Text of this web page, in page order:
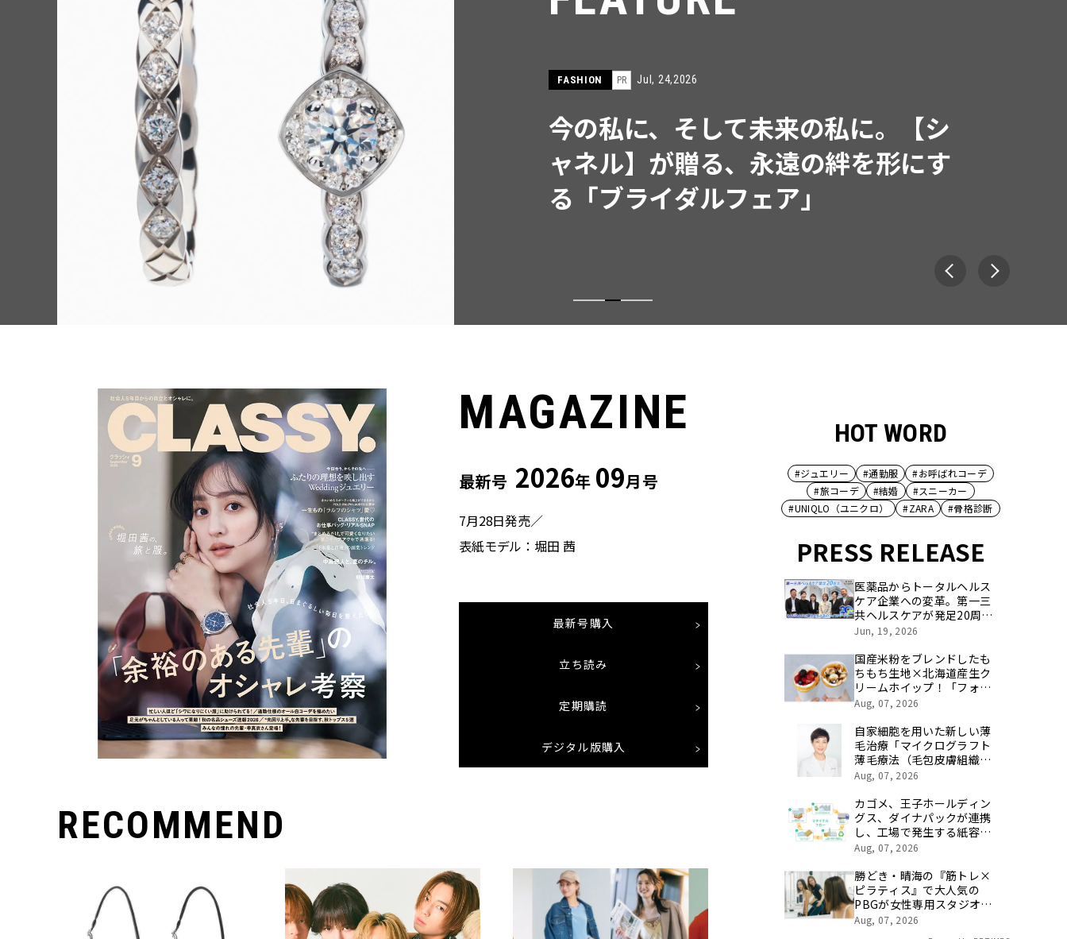
FASHION PR Jul, 15,2026
【ICB】人気インフルエンサーと共
同制作! 週5で着たくなる「名品ブラ
ウス」２選
MAGAZINE
最新号 2026年 09月号
7月28日発売／
表紙モデル：堀田 茜
最新号購入
立ち読み
定期購読
デジタル版購入
RECOMMEND
HOT WORD
#ジュエリー #通勤服
#お呼ばれコーデ
#旅コーデ
#結婚
#スニーカー
#UNIQLO（ユニクロ）
#ZARA #骨格診断
PRESS RELEASE
医薬品からトータルヘルス
ケア企業への変革。第一三
共ヘルスケアが発足20周年
を記念し、製品開発・新カ
合時のエピソードを社員の
想いとともに振り返る特別
映像を公開！
Jun, 19, 2026
国産米粉をブレンドしたも
ちもち生地×北海道産生ク
リームホイップ！「フォレ
スティコーヒー 愛甲石田
（月）からクレープ販売を
開始
Aug, 07, 2026
自家細胞を用いた新しい薄
毛治療「マイクログラフト
薄毛療法（毛包皮膚組織移
植法）」提供開始のお知ら
会 青山エルクリニック】
Aug, 07, 2026
カゴメ、王子ホールディン
グス、ダイナパックが連携
し、工場で発生する紙容器
損紙を段ボールへ再資源化
Aug, 07, 2026
勝どき・晴海の『筋トレ×
ピラティス』で大人気の
PBGが女性専用スタジオ
（２号店）を開店。
Aug, 07, 2026